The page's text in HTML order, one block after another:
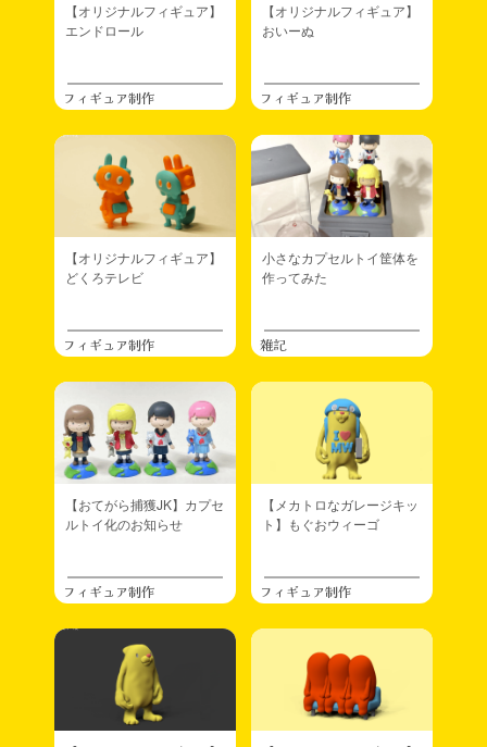
【オリジナルフィギュア】
エンドロール
フィギュア制作
【オリジナルフィギュア】
おいーぬ
フィギュア制作
【オリジナルフィギュア】
どくろテレビ
フィギュア制作
小さなカプセルトイ筐体を
作ってみた
雑記
【おてがら捕獲JK】カプセ
ルトイ化のお知らせ
フィギュア制作
【メカトロなガレージキッ
ト】もぐおウィーゴ
フィギュア制作